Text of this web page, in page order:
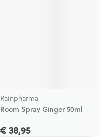
Rainpharma
Room Spray Ginger 50ml
€ 38,95